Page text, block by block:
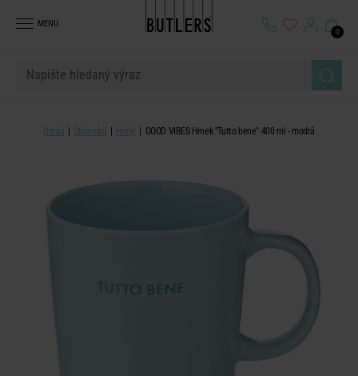
MENU
0
Domů Stolování Hrnky GOOD VIBES Hrnek "Tutto bene" 400 ml - modrá